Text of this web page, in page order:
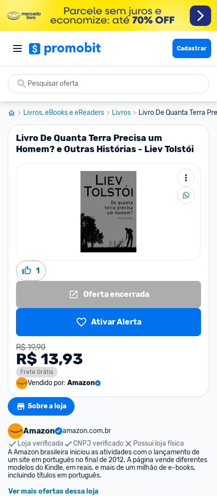
Cadastrar
Livros, eBooks e eReaders Livros Livro De Quanta Terra
Livro De Quanta Terra Precisa um
Homem? e Outras Histórias - Liev Tolstói
1
Oferta encerrada
Ativar Alerta
R$ 19,90
R$ 13,93
Frete Grátis
Vendido por: Amazon
Sobre a loja
Amazon
amazon.com.br
Loja verificada
CNPJ verificado
Possui loja física
A Amazon brasileira iniciou as atividades com o lançamento de
um site em português no final de 2012. A página vende diferentes
modelos do Kindle, em reais, e mais de um milhão de e-books,
incluindo títulos em português.
Ver mais ofertas dessa loja